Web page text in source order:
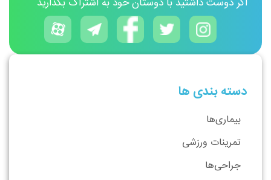
دسته بندی ها
بیماری‌ها
تمرینات ورزشی
جراحی‌ها